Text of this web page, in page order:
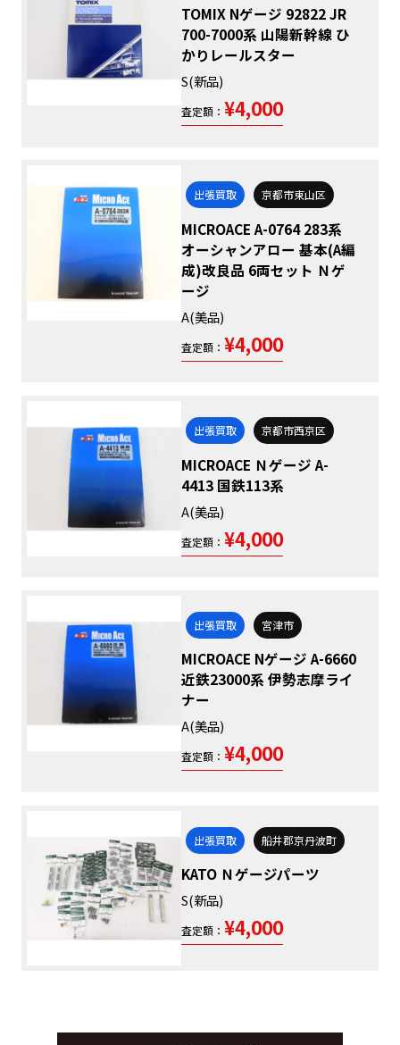
TOMIX Nゲージ 92822 JR
700-7000系 山陽新幹線 ひ
かりレールスター
S(新品)
査定額： ¥4,000
出張買取 京都市東山区
MICROACE A-0764 283系
オーシャンアロー 基本(A編
成)改良品 6両セット Ｎゲ
ージ
A(美品)
査定額： ¥4,000
出張買取 京都市西京区
MICROACE Ｎゲージ A-
4413 国鉄113系
A(美品)
査定額： ¥4,000
出張買取 宮津市
MICROACE Nゲージ A-6660
近鉄23000系 伊勢志摩ライ
ナー
A(美品)
査定額： ¥4,000
出張買取 船井郡京丹波町
KATO Ｎゲージパーツ
S(新品)
査定額： ¥4,000